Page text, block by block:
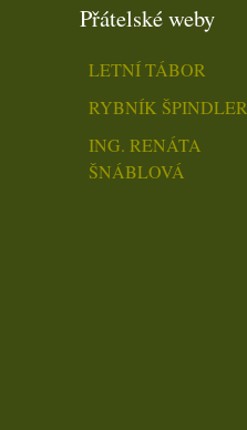
Přátelské weby
LETNÍ TÁBOR
RYBNÍK ŠPINDLER
ING. RENÁTA
ŠNÁBLOVÁ